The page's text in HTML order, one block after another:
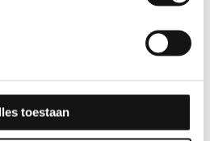
toestaan